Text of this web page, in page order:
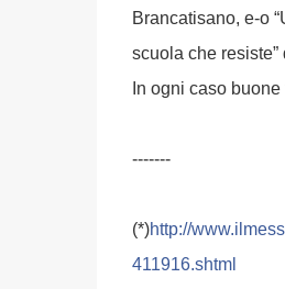
Brancatisano, e-o
scuola che
In ogni caso buone
-------
(*)http://
411916.shtml